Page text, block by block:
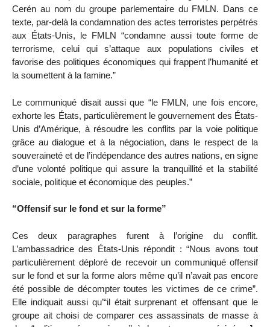
Cerén au nom du groupe parlementaire du FMLN. Dans ce
texte, par-delà la condamnation des actes terroristes perpétrés
aux États-Unis, le FMLN “condamne aussi toute forme de
terrorisme, celui qui s’attaque aux populations civiles et
favorise des politiques économiques qui frappent l’humanité et
la soumettent à la famine.”
Le communiqué disait aussi que “le FMLN, une fois encore,
exhorte les États, particulièrement le gouvernement des États-
Unis d’Amérique, à résoudre les conflits par la voie politique
grâce au dialogue et à la négociation, dans le respect de la
souveraineté et de l’indépendance des autres nations, en signe
d’une volonté politique qui assure la tranquillité et la stabilité
sociale, politique et économique des peuples.”
“Offensif sur le fond et sur la forme”
Ces deux paragraphes furent à l’origine du conflit.
L’ambassadrice des États-Unis répondit : “Nous avons tout
particulièrement déploré de recevoir un communiqué offensif
sur le fond et sur la forme alors même qu’il n’avait pas encore
été possible de décompter toutes les victimes de ce crime”.
Elle indiquait aussi qu’“il était surprenant et offensant que le
groupe ait choisi de comparer ces assassinats de masse à